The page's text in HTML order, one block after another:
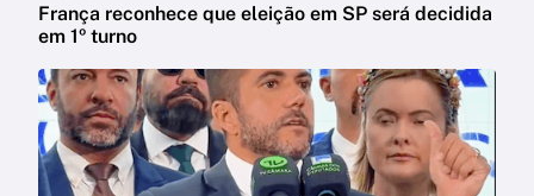
França reconhece que eleição em SP será decidida
em 1º turno